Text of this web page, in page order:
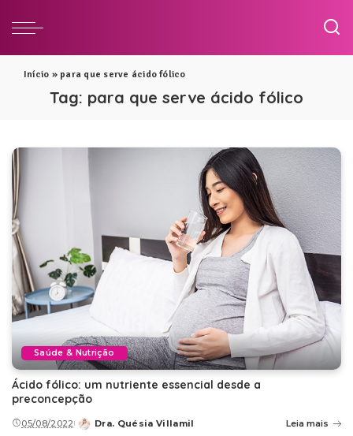
Início » para que serve ácido fólico
Tag: para que serve ácido fólico
Saúde & Nutrição
Ácido fólico: um nutriente essencial desde a
preconcepção
05/08/2022
Posted
Dra. Quésia Villamil Leia mais